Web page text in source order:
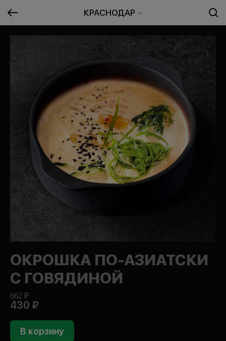
КРАСНОДАР
ОКРОШКА ПО-АЗИАТСКИ
С ГОВЯДИНОЙ
662 ₽
430 ₽
В корзину